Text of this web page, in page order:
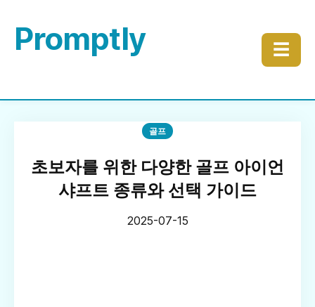
Promptly ☰
골프
초보자를 위한 다양한 골프 아이언
샤프트 종류와 선택 가이드
2025-07-15